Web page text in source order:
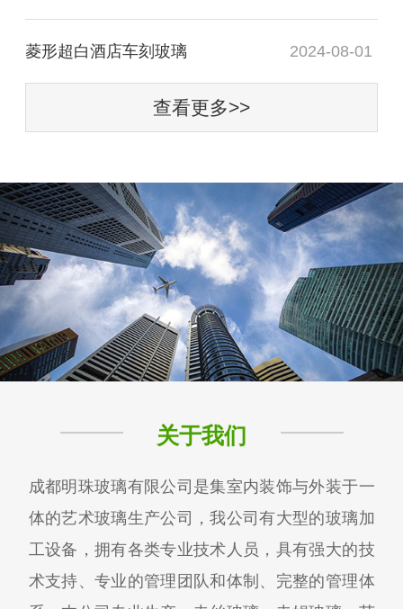
菱形超白酒店车刻玻璃 2024-08-01
查看更多>>
关于我们
成都明珠玻璃有限公司是集室内装饰与外装于一
体的艺术玻璃生产公司，我公司有大型的玻璃加
工设备，拥有各类专业技术人员，具有强大的技
术支持、专业的管理团队和体制、完整的管理体